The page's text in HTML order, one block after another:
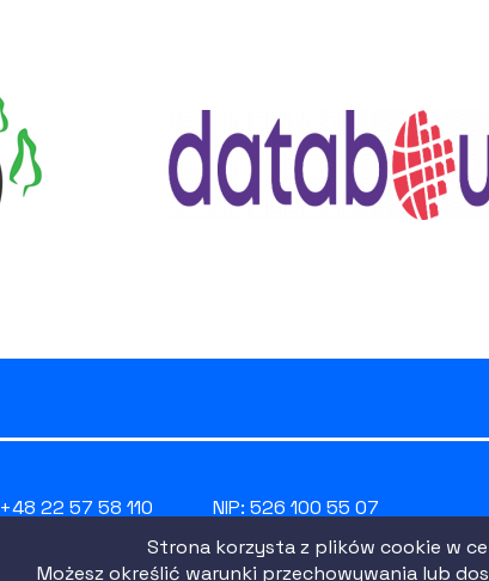
Strona korzysta z plików cookie w
Możesz określić warunki przechowywania lub
+48 22 57 58 110
www.tpf.com.pl
NIP: 526 100 55 07
REGON: 010754518
KRS: 0000081729